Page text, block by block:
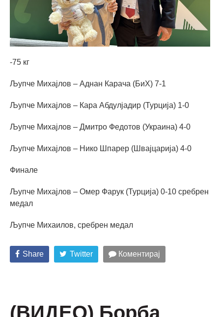
-75 кг
Љупче Михајлов – Аднан Карача (БиХ) 7-1
Љупче Михајлов – Кара Абдулјадир (Турција) 1-0
Љупче Михајлов – Дмитро Федотов (Украина) 4-0
Љупче Михајлов – Нико Шпарер (Швајцарија) 4-0
Финале
Љупче Михајлов – Омер Фарук (Турција) 0-10 сребрен
медал
Љупче Михаилов, сребрен медал
Share Twitter Коментирај
(ВИДЕО) Борба